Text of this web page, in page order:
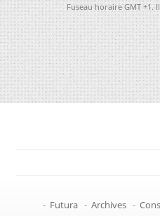
Fuseau horaire GMT +1.
- Futura - Archives -